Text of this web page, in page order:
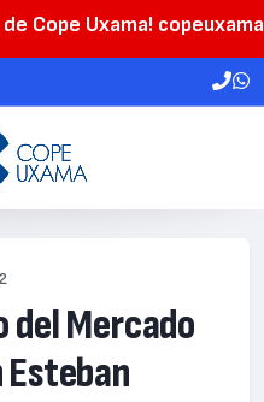
de Cope Uxama!
del Mercado
Esteban